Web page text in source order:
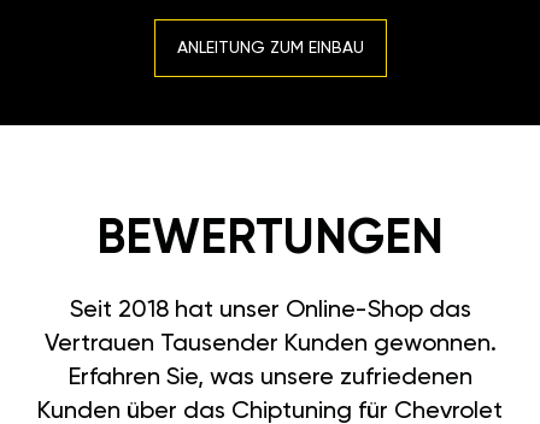
ANLEITUNG ZUM EINBAU
BEWERTUNGEN
Seit 2018 hat unser Online-Shop das
Vertrauen Tausender Kunden gewonnen.
Erfahren Sie, was unsere zufriedenen
Kunden über das Chiptuning für Chevrolet